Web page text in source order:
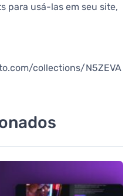
para usá-las em seu site,
collections/N5ZEVA